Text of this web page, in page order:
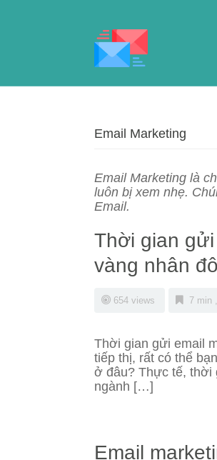
Email Marketing
Email Marketing là
luôn bị xem nhẹ.
Email.
Thời gian
vàng nhân
654 views 7 min
Thời gian gửi email
tiếp thị, rất có thể
ở đâu? Thực tế, thời
ngành […]
Email